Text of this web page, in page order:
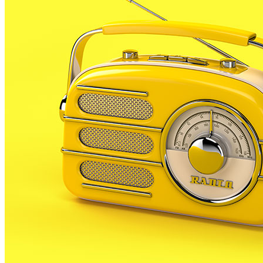
portal de Ràdio Palafolls, que aglutina i amplia
considerablement els serveis que ja oferia l’emissora
des de fa temps a la xarxa.
Les novetats principals és que des de la mateixa
plana principal, que es pot consultar a través de
www.radiopalafolls.cat, es pot fer un repàs a les
principals informacions del nostre municipi, conèixer
quin programa s’emet actualment recuperar
l’informatiu del migdia anterior, conèixer qui és qui a
RP, així com conèixer tota l’actualitat de l’emissora
La nova plana web, també estrena nou logotip de RP.
De fet es tracta d’una posada al dia del logotip que ja